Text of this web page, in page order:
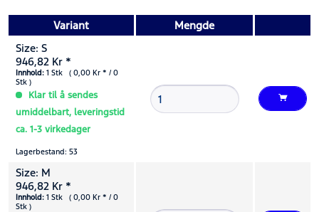
Variant
Mengde
Size: S
946,82 Kr *
Innhold: 1 Stk ( 0,00 Kr * / 0
Stk )
Klar til å sendes
umiddelbart, leveringstid
ca. 1-3 virkedager
Lagerbestand: 53
Size: M
946,82 Kr *
Innhold: 1 Stk ( 0,00 Kr * / 0
Stk )